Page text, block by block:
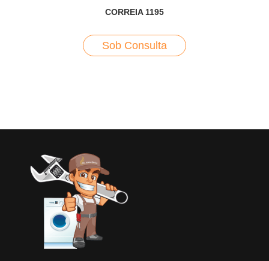
CORREIA 1195
Sob Consulta